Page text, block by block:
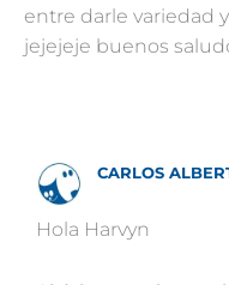
entre darle variedad
jejejeje buenos
CARLOS
Hola Harvyn